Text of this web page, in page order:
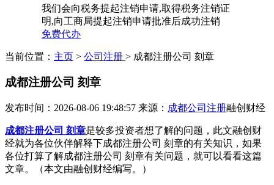
我们会向税务提起注销申请,取得税务注销证
明,向工商局提起注销申请批准后成功注销
免费代办
当前位置： 主页 > 公司注册 > 成都注册公司 刻章
成都注册公司 刻章
发布时间：2026-08-06 19:48:57 来源： 成都公司注册融创财经
成都注册公司 刻章是较多投资者想了解的问题，此文融创财
经就为各位伙伴解释下成都注册公司 刻章的有关知识，如果
各位打算了解成都注册公司 刻章有关问题，就可以看看这篇
文章。（本文由融创财经编写。）